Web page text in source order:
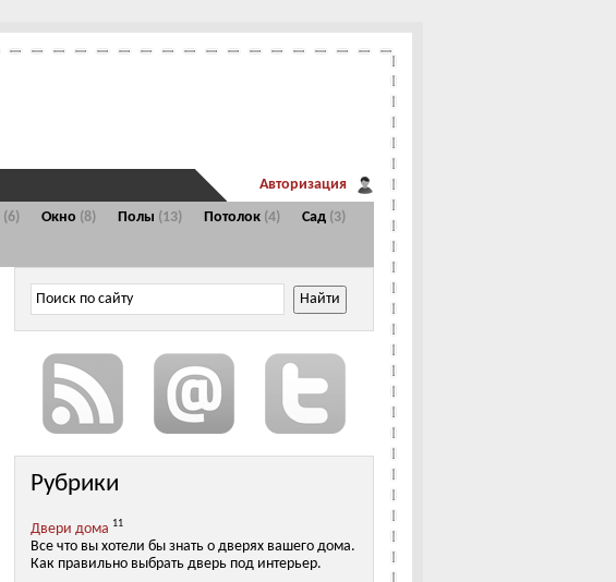
(6) Окно (8) Полы (13) Потолок (4) Сад (3)
Авторизация
Рубрики
Двери дома 11
Все что вы хотели бы знать о дверях вашего дома.
Как правильно выбрать дверь под интерьер.